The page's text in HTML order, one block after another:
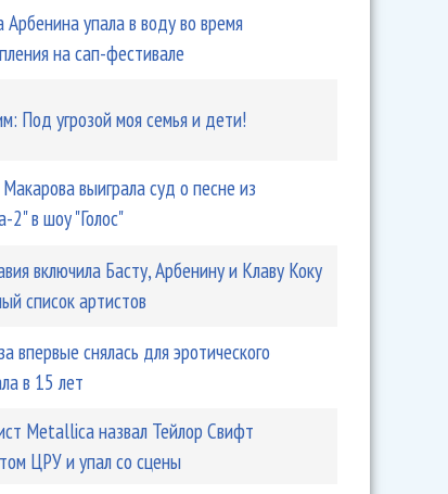
миллион от порочивших его изданий
для своей собаки
упала в воду во время
на сап-фестивале
Под угрозой моя семья и дети!
выиграла суд о песне из
2" в шоу "Голос"
включила Басту, Арбенину и Клаву Коку
список артистов
впервые снялась для эротического
в 15 лет
Metallica назвал Тейлор Свифт
ЦРУ и упал со сцены